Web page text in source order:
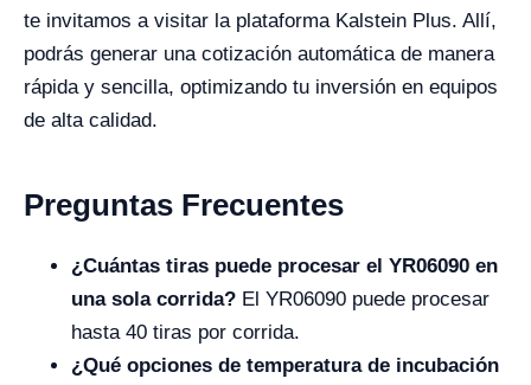
te invitamos a visitar la plataforma Kalstein Plus. Allí,
podrás generar una cotización automática de manera
rápida y sencilla, optimizando tu inversión en equipos
de alta calidad.
Preguntas Frecuentes
¿Cuántas tiras puede procesar el YR06090 en
una sola corrida? El YR06090 puede procesar
hasta 40 tiras por corrida.
¿Qué opciones de temperatura de incubación